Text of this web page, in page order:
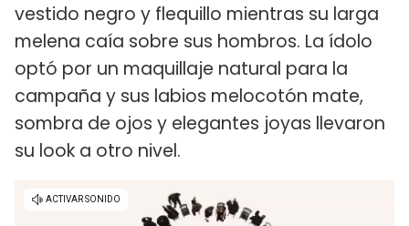
vestido negro y flequillo mientras su larga
melena caía sobre sus hombros. La ídolo
optó por un maquillaje natural para la
campaña y sus labios melocotón mate,
sombra de ojos y elegantes joyas llevaron
su look a otro nivel.